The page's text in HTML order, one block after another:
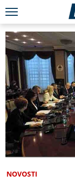
NOVOSTI